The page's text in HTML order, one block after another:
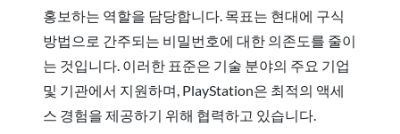
홍보하는 역할을 담당합니다. 목표는 현대에 구식
방법으로 간주되는 비밀번호에 대한 의존도를 줄이
는 것입니다. 이러한 표준은 기술 분야의 주요 기업
및 기관에서 지원하며, PlayStation은 최적의 액세
스 경험을 제공하기 위해 협력하고 있습니다.